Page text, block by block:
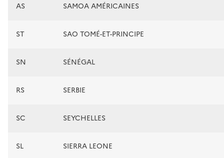
AS SAMOA AMÉRICAINES
ST SAO TOMÉ-ET-PRINCIPE
SN SÉNÉGAL
RS SERBIE
SC SEYCHELLES
SL SIERRA LEONE